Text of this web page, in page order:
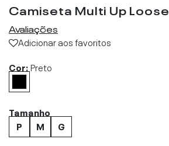
Camiseta Multi Up Loose
Avaliações
Adicionar aos favoritos
Cor:Preto
Tamanho
P
M G